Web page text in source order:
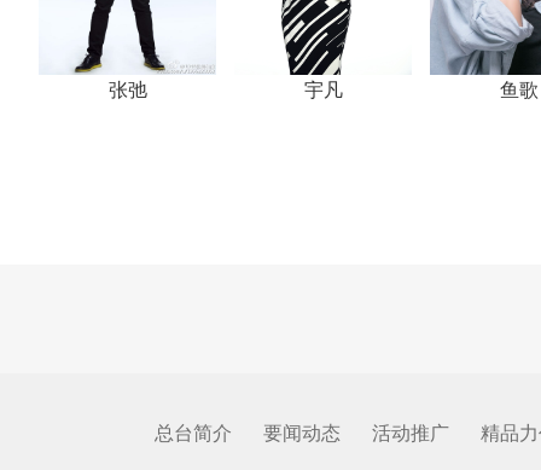
张弛 宇凡 鱼歌
总台简介 要闻动态 活动推广 精品